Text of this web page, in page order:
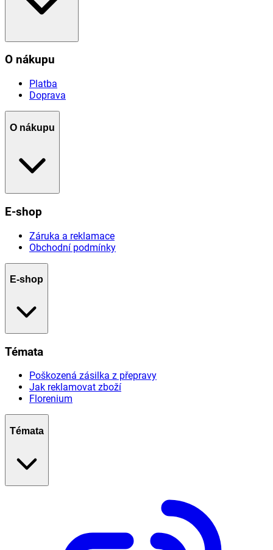
O nákupu
Platba
Doprava
O nákupu
E-shop
Záruka a reklamace
Obchodní podmínky
E-shop
Témata
Poškozená zásilka z přepravy
Jak reklamovat zboží
Florenium
Témata